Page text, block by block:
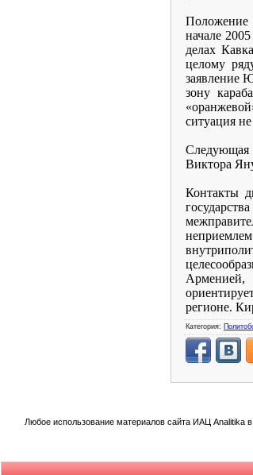
Положение
начале
делах
целому
заявление
зону
ситуация
Следующая
Виктора
Контакты
Арменией,
регионе.
Категория:
Любое использование материалов сайта ИАЦ Analitika